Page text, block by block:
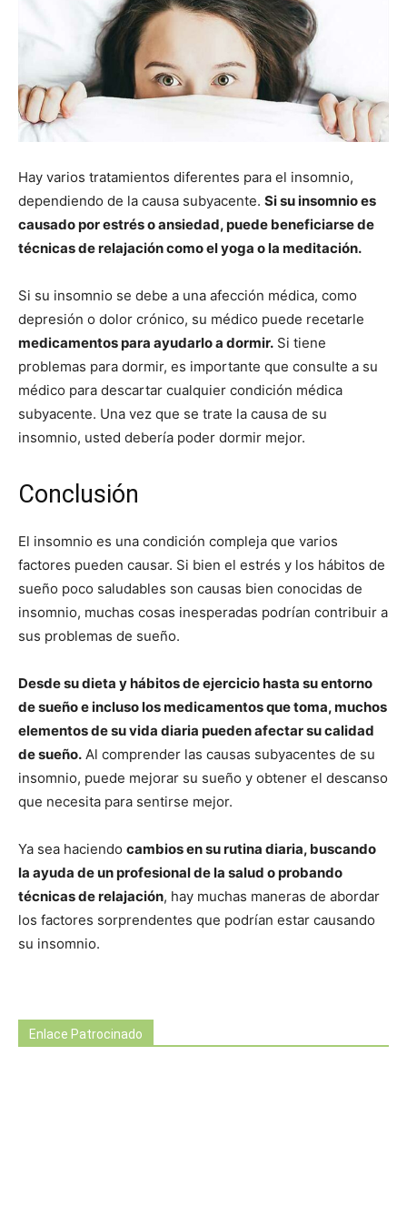
Hay varios tratamientos diferentes para el insomnio,
dependiendo de la causa subyacente. Si su insomnio es
causado por estrés o ansiedad, puede beneficiarse de
técnicas de relajación como el yoga o la meditación.
Si su insomnio se debe a una afección médica, como
depresión o dolor crónico, su médico puede recetarle
medicamentos para ayudarlo a dormir. Si tiene
problemas para dormir, es importante que consulte a su
médico para descartar cualquier condición médica
subyacente. Una vez que se trate la causa de su
insomnio, usted debería poder dormir mejor.
Conclusión
El insomnio es una condición compleja que varios
factores pueden causar. Si bien el estrés y los hábitos de
sueño poco saludables son causas bien conocidas de
insomnio, muchas cosas inesperadas podrían contribuir a
sus problemas de sueño.
Desde su dieta y hábitos de ejercicio hasta su entorno
de sueño e incluso los medicamentos que toma, muchos
elementos de su vida diaria pueden afectar su calidad
de sueño. Al comprender las causas subyacentes de su
insomnio, puede mejorar su sueño y obtener el descanso
que necesita para sentirse mejor.
Ya sea haciendo cambios en su rutina diaria, buscando
la ayuda de un profesional de la salud o probando
técnicas de relajación, hay muchas maneras de abordar
los factores sorprendentes que podrían estar causando
su insomnio.
Enlace Patrocinado